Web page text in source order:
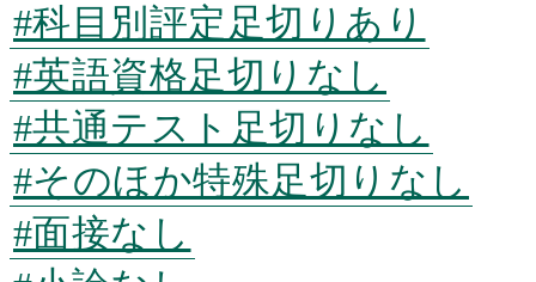
#科目別評定足切りあり
#英語資格足切りなし
#共通テスト足切りなし
#そのほか特殊足切りなし
#面接なし